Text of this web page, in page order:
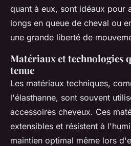
quant à eux, sont idéaux pour
longs en queue de cheval ou
une grande liberté de
Matériaux et technologies
tenue
Les matériaux techniques,
l'élasthanne, sont souvent
accessoires cheveux. Ces
extensibles et résistent à
maintien optimal même lors